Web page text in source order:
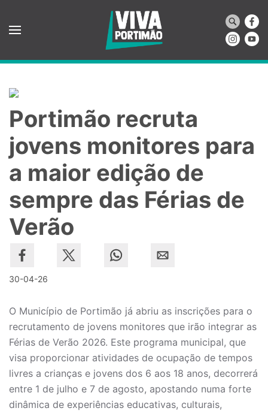
Saltar para o conteúdo principal
Portimão recruta
jovens monitores para
a maior edição de
sempre das Férias de
Verão
30-04-26
O Município de Portimão já abriu as inscrições para o
recrutamento de jovens monitores que irão integrar as
Férias de Verão 2026. Este programa municipal, que
visa proporcionar atividades de ocupação de tempos
livres a crianças e jovens dos 6 aos 18 anos, decorrerá
entre 1 de julho e 7 de agosto, apostando numa forte
dinâmica de experiências educativas, culturais,